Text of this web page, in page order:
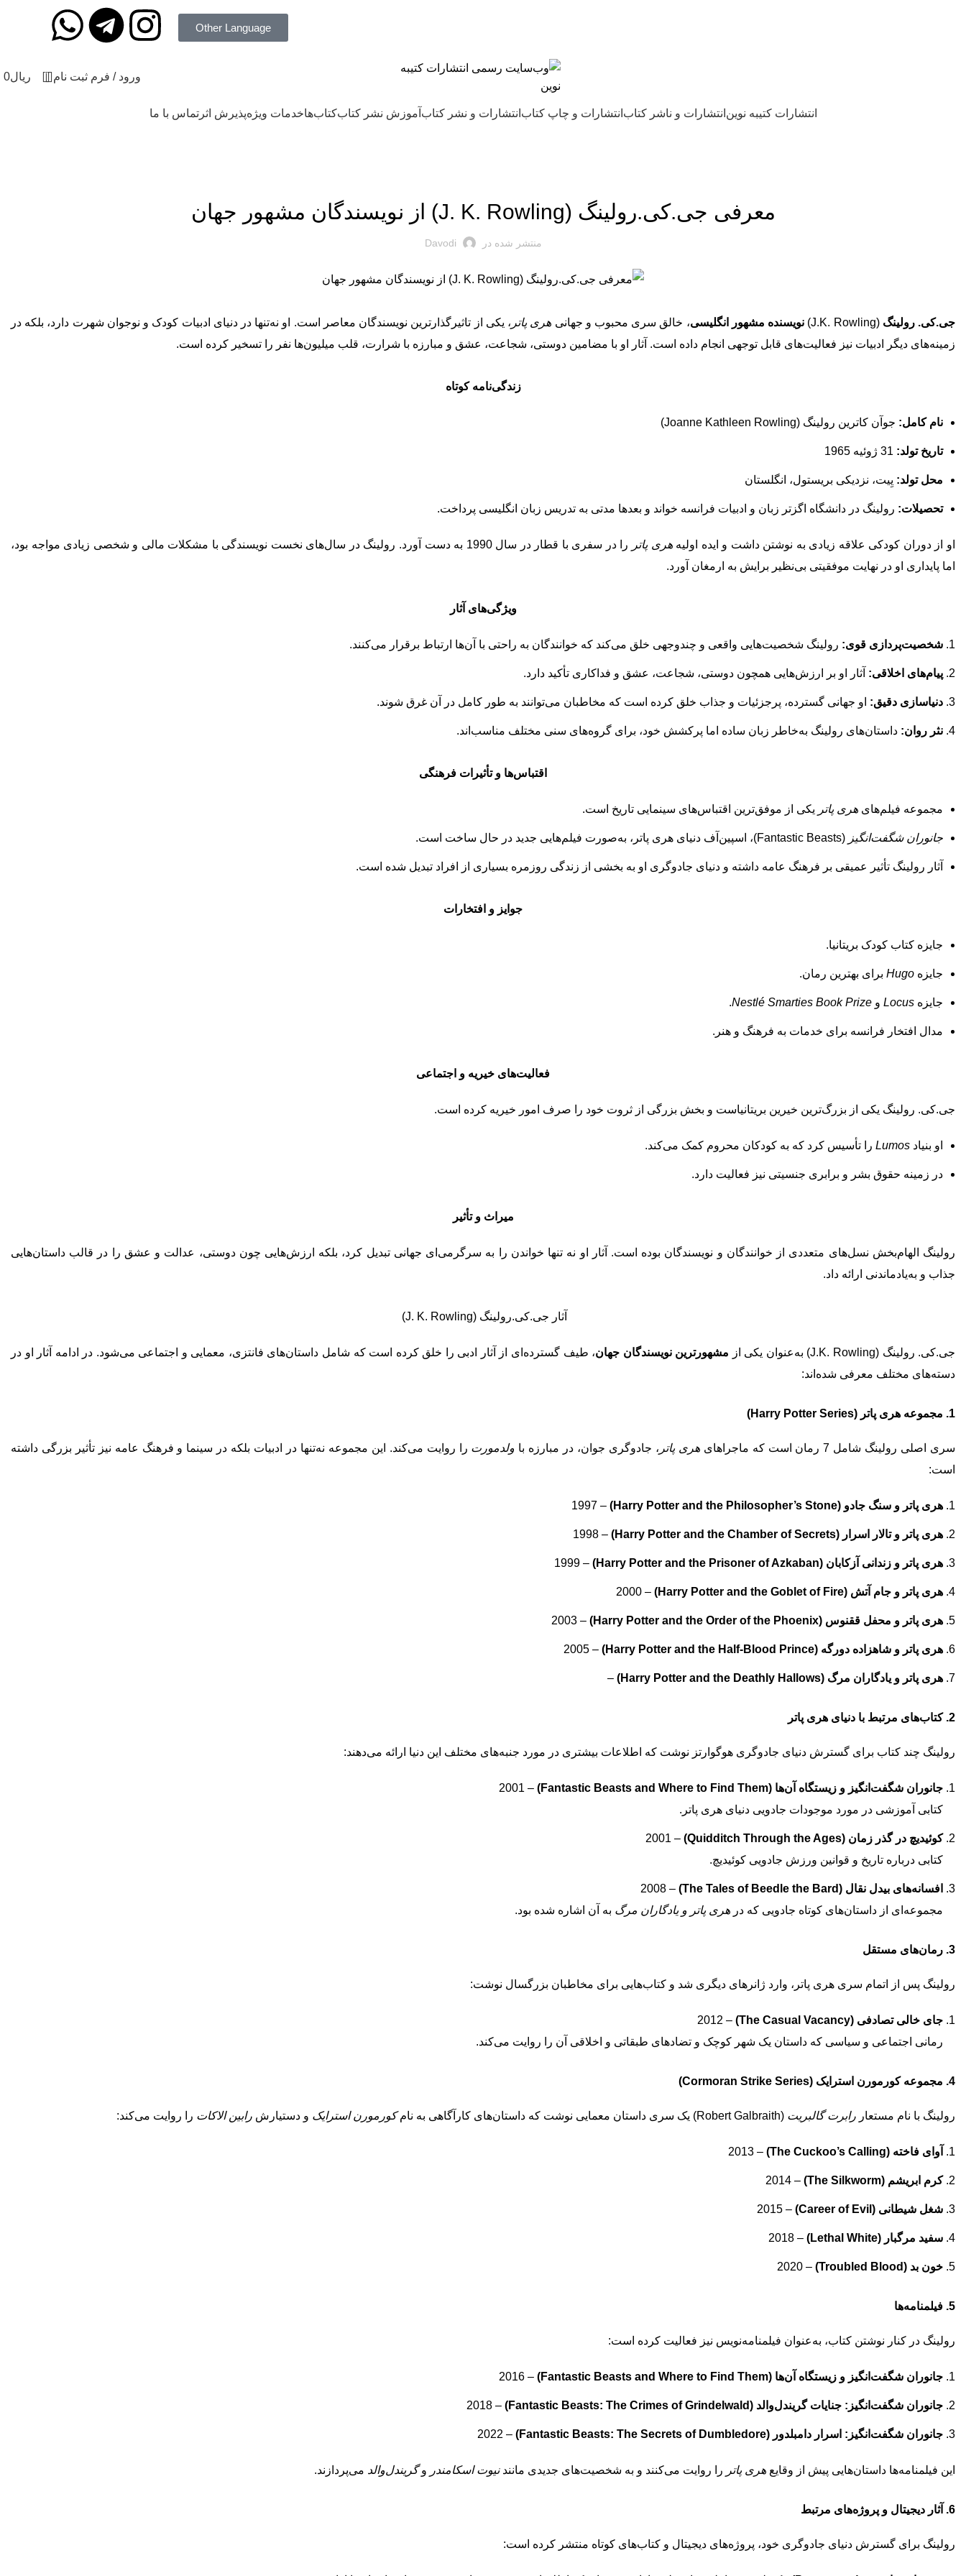
Other Language
ورود / فرم ثبت نام 0 ریال0
انتشارات کتیبه نوین انتشارات و ناشر کتاب انتشارات و چاپ کتاب انتشارات و نشر کتاب آموزش نشر کتابکتاب‌هاخدمات ویژهپذیرش اثرتماس با ما
معرفی جی.کی.رولینگ (J. K. Rowling) از نویسندگان مشهور جهان
منتشر شده در Davodi
جی.کی. رولینگ (J.K. Rowling) نویسنده مشهور انگلیسی، خالق سری محبوب و جهانی هری پاتر ، یکی از تاثیرگذارترین نویسندگان معاصر است. او نه‌تنها در دنیای ادبیات کودک و نوجوان شهرت دارد، بلکه در
زمینه‌های دیگر ادبیات نیز فعالیت‌های قابل توجهی انجام داده است. آثار او با مضامین دوستی، شجاعت، عشق و مبارزه با شرارت، قلب میلیون‌ها نفر را تسخیر کرده است.
زندگی‌نامه کوتاه
نام کامل: جوآن کاترین رولینگ (Joanne Kathleen Rowling)
تاریخ تولد:
محل تولد: یِیت، نزدیکی بریستول، انگلستان
تحصیلات: رولینگ در دانشگاه اگزتر زبان و ادبیات فرانسه خواند و بعدها مدتی به تدریس زبان انگلیسی پرداخت.
او از دوران کودکی علاقه زیادی به نوشتن داشت و ایده اولیههری پاتر
را در سفری با قطار در سال 1990 به دست آورد. رولینگ در سال‌های نخست نویسندگی با مشکلات مالی و شخصی زیادی مواجه بود،
اما پایداری او در نهایت موفقیتی بی‌نظیر برایش به ارمغان آورد.
ویژگی‌های آثار
شخصیت‌پردازی قوی: رولینگ شخصیت‌هایی واقعی و چندوجهی خلق می‌کند که خوانندگان به راحتی با آن‌ها ارتباط برقرار می‌کنند.
پیام‌های اخلاقی: آثار او بر ارزش‌هایی همچون دوستی، شجاعت، عشق و فداکاری تأکید دارد.
دنیاسازی دقیق: او جهانی گسترده، پرجزئیات و جذاب خلق کرده است که مخاطبان می‌توانند به طور کامل در آن غرق شوند.
نثر روان: داستان‌های رولینگ به‌خاطر زبان ساده اما پرکشش خود، برای گروه‌های سنی مختلف مناسب‌اند.
اقتباس‌ها و تأثیرات فرهنگی
مجموعه فیلم‌های هری پاتر یکی از موفق‌ترین اقتباس‌های سینمایی تاریخ است.
جانوران شگفت‌انگیز (Fantastic Beasts)، اسپین‌آف دنیای هری پاتر، به‌صورت فیلم‌هایی جدید در حال ساخت است.
آثار رولینگ تأثیر عمیقی بر فرهنگ عامه داشته و دنیای جادوگری او به بخشی از زندگی روزمره بسیاری از افراد تبدیل شده است.
جوایز و افتخارات
جایزه کتاب کودک بریتانیا.
جایزه Hugo برای بهترین رمان.
جایزه Locus و Nestlé Smarties Book Prize
.
مدال افتخار فرانسه برای خدمات به فرهنگ و هنر.
فعالیت‌های خیریه و اجتماعی
جی.کی. رولینگ یکی از بزرگ‌ترین خیرین بریتانیاست و بخش بزرگی از ثروت خود را صرف امور خیریه کرده است.
او بنیاد Lumos را تأسیس کرد که به کودکان محروم کمک می‌کند.
در زمینه حقوق بشر و برابری جنسیتی نیز فعالیت دارد.
میراث و تأثیر
رولینگ الهام‌بخش نسل‌های متعددی از خوانندگان و نویسندگان بوده است. آثار او نه تنها خواندن را به سرگرمی‌ای جهانی تبدیل کرد، بلکه ارزش‌هایی چون دوستی، عدالت و عشق را در قالب داستان‌هایی
جذاب و به‌یادماندنی ارائه داد.
آثار جی.کی.رولینگ (J. K. Rowling)
جی.کی. رولینگ (J.K. Rowling) به‌عنوان یکی از مشهورترین نویسندگان جهان، طیف گسترده‌ای از آثار ادبی را خلق کرده است که شامل داستان‌های فانتزی، معمایی و اجتماعی می‌شود. در ادامه آثار او در
دسته‌های مختلف معرفی شده‌اند:
1. مجموعه هری پاتر (Harry Potter Series)
سری اصلی رولینگ شامل 7 رمان است که ماجراهای هری پاتر ، جادوگری جوان، در مبارزه با ولدمورت را روایت می‌کند. این مجموعه نه‌تنها در ادبیات بلکه در سینما و فرهنگ عامه نیز تأثیر بزرگی داشته
است:
هری پاتر و سنگ جادو (Harry Potter and the Philosopher’s Stone) – 1997
هری پاتر و تالار اسرار (Harry Potter and the Chamber of Secrets) – 1998
هری پاتر و زندانی آزکابان (Harry Potter and the Prisoner of Azkaban) – 1999
هری پاتر و جام آتش (Harry Potter and the Goblet of Fire) – 2000
هری پاتر و محفل ققنوس (Harry Potter and the Order of the Phoenix) – 2003
هری پاتر و شاهزاده دورگه (Harry Potter and the Half-Blood Prince) – 2005
هری پاتر و یادگاران مرگ (Harry Potter and the Deathly Hallows) –
2. کتاب‌های مرتبط با دنیای هری پاتر
رولینگ چند کتاب برای گسترش دنیای جادوگری هوگوارتز نوشت که اطلاعات بیشتری در مورد جنبه‌های مختلف این دنیا ارائه می‌دهند:
جانوران شگفت‌انگیز و زیستگاه آن‌ها (Fantastic Beasts and Where to Find Them)
– 2001
کتابی آموزشی در مورد موجودات جادویی دنیای هری پاتر.
کوئیدیچ در گذر زمان (Quidditch Through the Ages)
– 2001
کتابی درباره تاریخ و قوانین ورزش جادویی کوئیدیچ.
افسانه‌های بیدل نقال (The Tales of Beedle the Bard)
– 2008
مجموعه‌ای از داستان‌های کوتاه جادویی که در هری پاتر و یادگاران مرگ به آن اشاره شده بود.
3. رمان‌های مستقل
رولینگ پس از اتمام سری هری پاتر، وارد ژانرهای دیگری شد و کتاب‌هایی برای مخاطبان بزرگسال نوشت:
جای خالی تصادفی (The Casual Vacancy)
– 2012
رمانی اجتماعی و سیاسی که داستان یک شهر کوچک و تضادهای طبقاتی و اخلاقی آن را روایت می‌کند.
4. مجموعه کورمورن استرایک (Cormoran Strike Series)
رولینگ با نام مستعار رابرت گالبریت (Robert Galbraith) یک سری داستان معمایی نوشت که داستان‌های کارآگاهی به نام کورمورن استرایک و دستیارش رابین الاکات را روایت می‌کند:
آوای فاخته (The Cuckoo’s Calling) – 2013
کرم ابریشم (The Silkworm) – 2014
شغل شیطانی (Career of Evil) – 2015
سفید مرگبار (Lethal White) – 2018
خون بد (Troubled Blood) – 2020
5. فیلمنامه‌ها
رولینگ در کنار نوشتن کتاب، به‌عنوان فیلمنامه‌نویس نیز فعالیت کرده است:
جانوران شگفت‌انگیز و زیستگاه آن‌ها (Fantastic Beasts and Where to Find Them) – 2016
جانوران شگفت‌انگیز: جنایات گریندل‌والد (Fantastic Beasts: The Crimes of Grindelwald) – 2018
جانوران شگفت‌انگیز: اسرار دامبلدور (Fantastic Beasts: The Secrets of Dumbledore) – 2022
این فیلمنامه‌ها داستان‌هایی پیش از وقایع هری پاتر را روایت می‌کنند و به شخصیت‌های جدیدی مانندنیوت اسکامندر وگریندل‌والد می‌پردازند.
6. آثار دیجیتال و پروژه‌های مرتبط
رولینگ برای گسترش دنیای جادوگری خود، پروژه‌های دیجیتال و کتاب‌های کوتاه منتشر کرده است: